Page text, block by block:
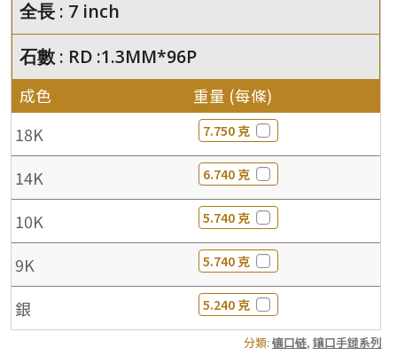
全長 : 7 inch
石數 : RD :1.3MM*96P
成色 重量 (每條)
18K 7.750 克
14K 6.740 克
10K 5.740 克
9K 5.740 克
銀 5.240 克
分類: 镶口链, 鑲口手鏈系列